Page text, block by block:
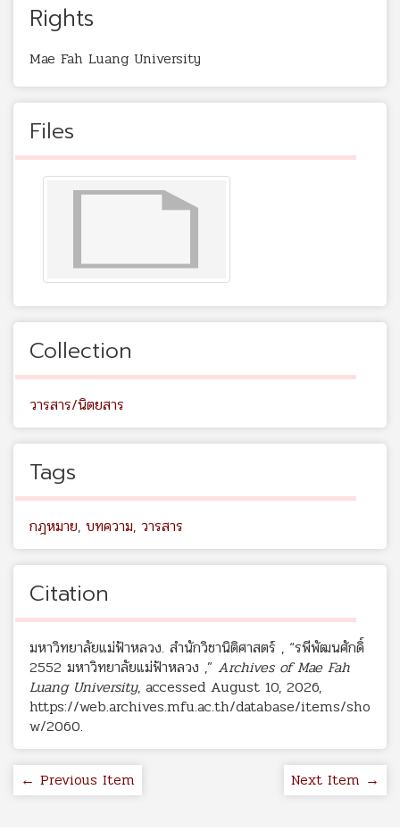
Rights
Mae Fah Luang University
Files
Collection
วารสาร/นิตยสาร
Tags
กฎหมาย, บทความ, วารสาร
Citation
มหาวิทยาลัยแม่ฟ้าหลวง. สำนักวิชานิติศาสตร์ , “รพีพัฒนศักดิ์
2552 มหาวิทยาลัยแม่ฟ้าหลวง ,” Archives of Mae Fah
Luang University, accessed August 10, 2026,
https://web.archives.mfu.ac.th/database/items/sho
w/2060.
← Previous Item Next Item →